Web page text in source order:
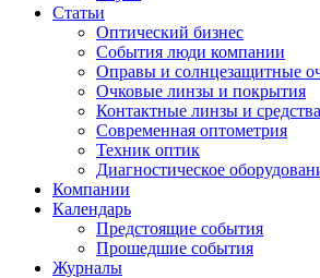
Статьи
Оптический бизнес
События люди компании
Оправы и солнцезащитные
Очковые линзы и покрытия
Контактные линзы и
Современная оптометрия
Техник оптик
Диагностическое
Компании
Календарь
Предстоящие события
Прошедшие события
Журналы